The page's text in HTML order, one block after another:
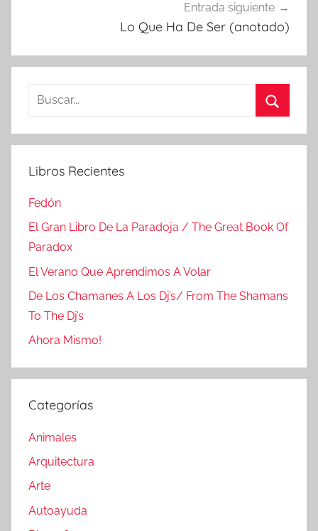
Entrada siguiente
Lo Que Ha De Ser (anotado)
Buscar:
Libros Recientes
Fedón
El Gran Libro De La Paradoja / The Great Book Of
Paradox
El Verano Que Aprendimos A Volar
De Los Chamanes A Los Dj’s/ From The Shamans
To The Dj’s
Ahora Mismo!
Categorías
Animales
Arquitectura
Arte
Autoayuda